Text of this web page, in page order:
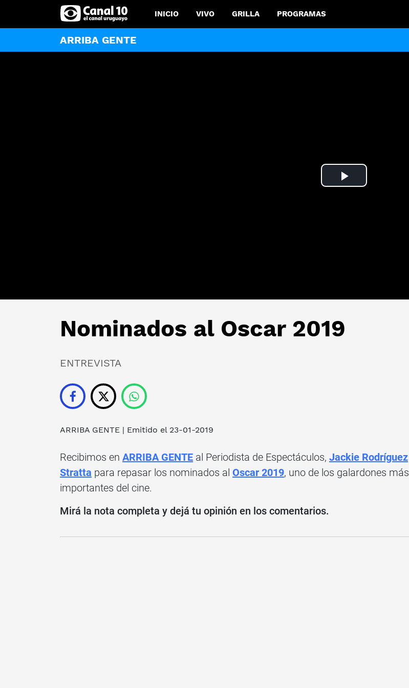
INICIO VIVO GRILLA PROGRAMAS
ARRIBA GENTE
Play
Nominados al Oscar 2019
ENTREVISTA
ARRIBA GENTE | Emitido el 23-01-2019
Recibimos en ARRIBA GENTE al Periodista de Espectáculos, Jackie Rodríguez
Stratta para repasar los nominados al Oscar 2019, uno de los galardones más
importantes del cine.
Mirá la nota completa y dejá tu opinión en los comentarios.